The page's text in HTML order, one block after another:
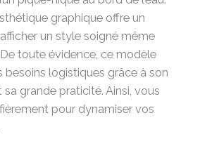
graphique offre un
un style soigné même
toute évidence, ce modèle
besoins logistiques grâce à son
grande praticité. Ainsi, vous
pour dynamiser vos